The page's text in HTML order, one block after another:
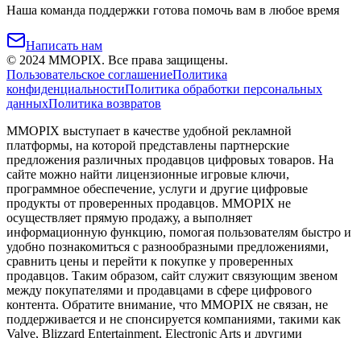
Наша команда поддержки готова помочь вам в любое время
Написать нам
© 2024 MMOPIX. Все права защищены.
Пользовательское соглашениеПолитика
конфиденциальностиПолитика обработки персональных
данныхПолитика возвратов
MMOPIX выступает в качестве удобной рекламной
платформы, на которой представлены партнерские
предложения различных продавцов цифровых товаров. На
сайте можно найти лицензионные игровые ключи,
программное обеспечение, услуги и другие цифровые
продукты от проверенных продавцов. MMOPIX не
осуществляет прямую продажу, а выполняет
информационную функцию, помогая пользователям быстро и
удобно познакомиться с разнообразными предложениями,
сравнить цены и перейти к покупке у проверенных
продавцов. Таким образом, сайт служит связующим звеном
между покупателями и продавцами в сфере цифрового
контента. Обратите внимание, что MMOPIX не связан, не
поддерживается и не спонсируется компаниями, такими как
Valve, Blizzard Entertainment, Electronic Arts и другими